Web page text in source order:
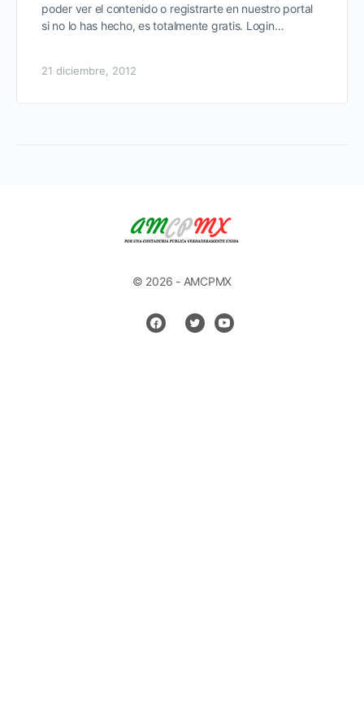
poder ver el contenido o registrarte en nuestro portal
si no lo has hecho, es totalmente gratis. Login…
21 diciembre, 2012
© 2026 - AMCPMX